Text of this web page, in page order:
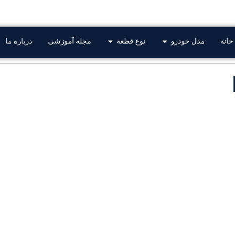
خانه مدل خودرو نوع قطعه مجله آموزشی درباره ما